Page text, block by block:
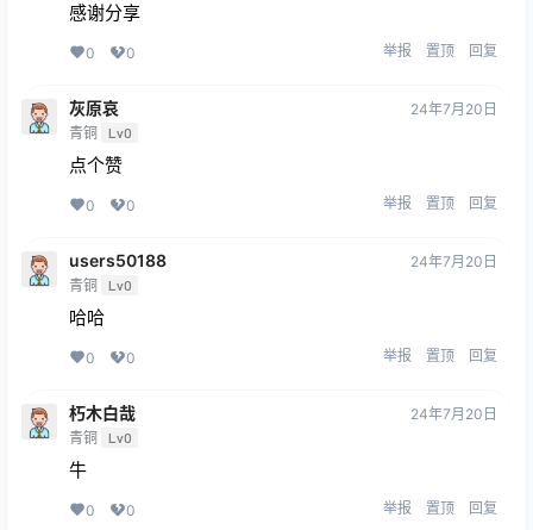
感谢分享
0 0 举报 置顶 回复
灰原哀
青铜 Lv0
24年7月20日
点个赞
0 0 举报 置顶 回复
users50188
青铜 Lv0
24年7月20日
哈哈
0 0 举报 置顶 回复
朽木白哉
青铜 Lv0
24年7月20日
牛
0 0 举报 置顶 回复